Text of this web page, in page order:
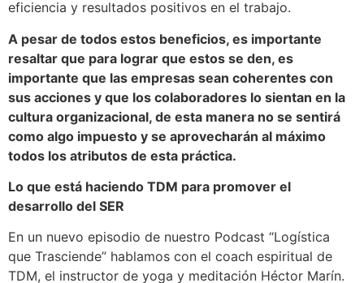
eficiencia y resultados positivos en el trabajo.
A pesar de todos estos beneficios, es importante
resaltar que para lograr que estos se den, es
importante que las empresas sean coherentes con
sus acciones y que los colaboradores lo sientan en la
cultura organizacional, de esta manera no se sentirá
como algo impuesto y se aprovecharán al máximo
todos los atributos de esta práctica.
Lo que está haciendo TDM para promover el
desarrollo del SER
En un nuevo episodio de nuestro Podcast “Logística
que Trasciende” hablamos con el coach espiritual de
TDM, el instructor de yoga y meditación Héctor Marín.